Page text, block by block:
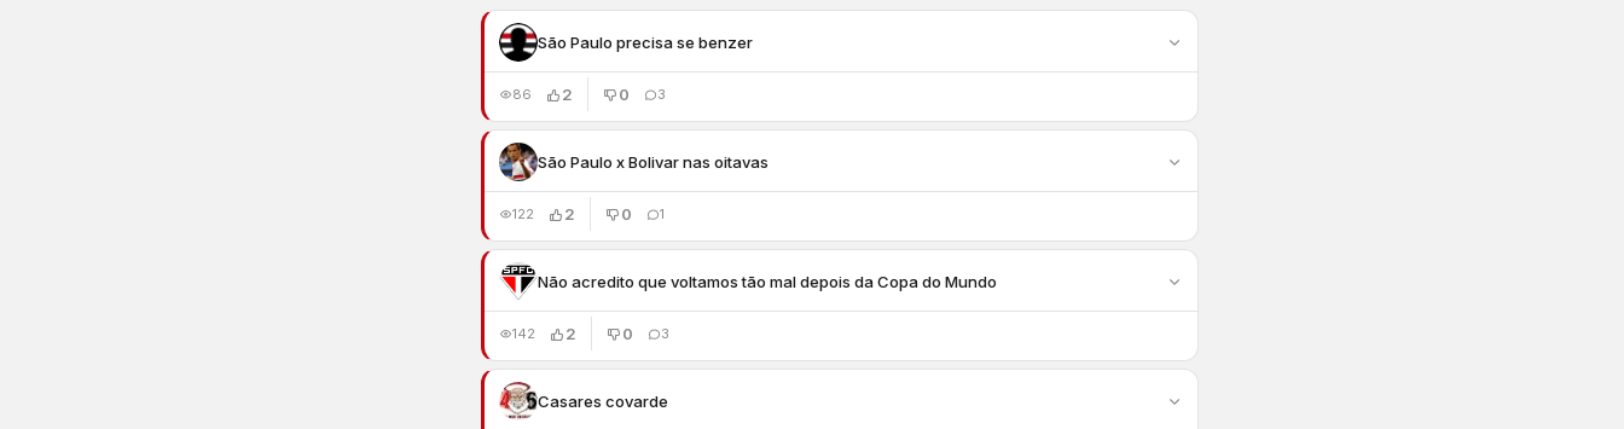
São Paulo precisa se benzer
86 2 0 3
São Paulo x Bolivar nas oitavas
122 2 0 1
Não acredito que voltamos tão mal depois da Copa do Mundo
142 2 0 3
Casares covarde